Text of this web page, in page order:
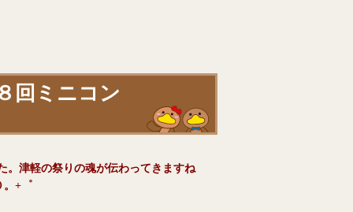
回ミニコン
。津軽の祭りの魂が伝わってきますね
。+゜